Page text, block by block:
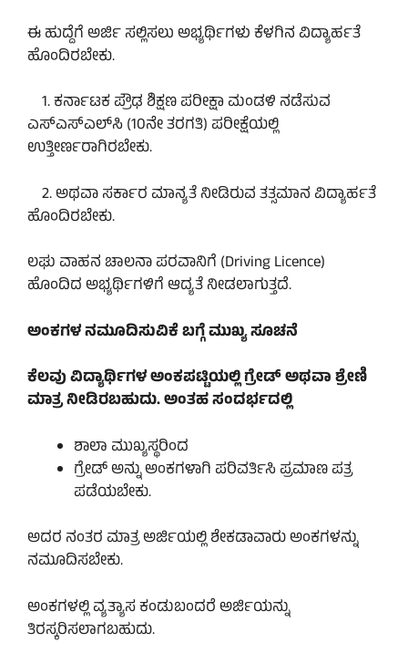
ಈ ಹುದ್ದೆಗೆ ಅರ್ಜಿ ಸಲ್ಲಿಸಲು ಅಭ್ಯರ್ಥಿಗಳು ಕೆಳಗಿನ ವಿದ್ಯಾರ್ಹತೆ
ಹೊಂದಿರಬೇಕು.
1. ಕರ್ನಾಟಕ ಪ್ರೌಢ ಶಿಕ್ಷಣ ಪರೀಕ್ಷಾ ಮಂಡಳಿ ನಡೆಸುವ
ಎಸ್‌ಎಸ್‌ಎಲ್‌ಸಿ (10ನೇ ತರಗತಿ) ಪರೀಕ್ಷೆಯಲ್ಲಿ
ಉತ್ತೀರ್ಣರಾಗಿರಬೇಕು.
2. ಅಥವಾ ಸರ್ಕಾರ ಮಾನ್ಯತೆ ನೀಡಿರುವ ತತ್ಸಮಾನ ವಿದ್ಯಾರ್ಹತೆ
ಹೊಂದಿರಬೇಕು.
ಲಘು ವಾಹನ ಚಾಲನಾ ಪರವಾನಿಗೆ (Driving Licence)
ಹೊಂದಿದ ಅಭ್ಯರ್ಥಿಗಳಿಗೆ ಆದ್ಯತೆ ನೀಡಲಾಗುತ್ತದೆ.
ಅಂಕಗಳ ನಮೂದಿಸುವಿಕೆ ಬಗ್ಗೆ ಮುಖ್ಯ ಸೂಚನೆ
ಕೆಲವು ವಿದ್ಯಾರ್ಥಿಗಳ ಅಂಕಪಟ್ಟಿಯಲ್ಲಿ ಗ್ರೇಡ್ ಅಥವಾ ಶ್ರೇಣಿ
ಮಾತ್ರ ನೀಡಿರಬಹುದು. ಅಂತಹ ಸಂದರ್ಭದಲ್ಲಿ
ಶಾಲಾ ಮುಖ್ಯಸ್ಥರಿಂದ
ಗ್ರೇಡ್ ಅನ್ನು ಅಂಕಗಳಾಗಿ ಪರಿವರ್ತಿಸಿ ಪ್ರಮಾಣ ಪತ್ರ
ಪಡೆಯಬೇಕು.
ಅದರ ನಂತರ ಮಾತ್ರ ಅರ್ಜಿಯಲ್ಲಿ ಶೇಕಡಾವಾರು ಅಂಕಗಳನ್ನು
ನಮೂದಿಸಬೇಕು.
ಅಂಕಗಳಲ್ಲಿ ವ್ಯತ್ಯಾಸ ಕಂಡುಬಂದರೆ ಅರ್ಜಿಯನ್ನು
ತಿರಸ್ಕರಿಸಲಾಗಬಹುದು.